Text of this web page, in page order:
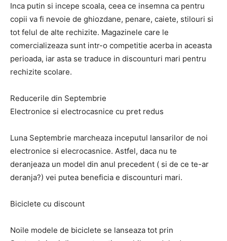
Inca putin si incepe scoala, ceea ce insemna ca pentru
copii va fi nevoie de ghiozdane, penare, caiete, stilouri si
tot felul de alte rechizite. Magazinele care le
comercializeaza sunt intr-o competitie acerba in aceasta
perioada, iar asta se traduce in discounturi mari pentru
rechizite scolare.
Reducerile din Septembrie
Electronice si electrocasnice cu pret redus
Luna Septembrie marcheaza inceputul lansarilor de noi
electronice si elecrocasnice. Astfel, daca nu te
deranjeaza un model din anul precedent ( si de ce te-ar
deranja?) vei putea beneficia e discounturi mari.
Biciclete cu discount
Noile modele de biciclete se lanseaza tot prin